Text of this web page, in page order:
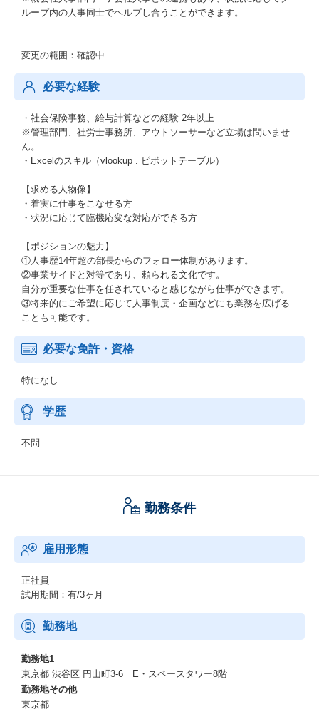
ループ内の人事同士でヘルプし合うことができます。
変更の範囲：確認中
必要な経験
・社会保険事務、給与計算などの経験 2年以上
※管理部門、社労士事務所、アウトソーサーなど立場は問いませ
ん。
・Excelのスキル（vlookup . ピボットテーブル）
【求める人物像】
・着実に仕事をこなせる方
・状況に応じて臨機応変な対応ができる方
【ポジションの魅力】
①人事歴14年超の部長からのフォロー体制があります。
②事業サイドと対等であり、頼られる文化です。
自分が重要な仕事を任されていると感じながら仕事ができます。
③将来的にご希望に応じて人事制度・企画などにも業務を広げる
ことも可能です。
必要な免許・資格
特になし
学歴
不問
勤務条件
雇用形態
正社員
試用期間：有/3ヶ月
勤務地
勤務地1
東京都 渋谷区 円山町3-6 E・スペースタワー8階
勤務地その他
東京都